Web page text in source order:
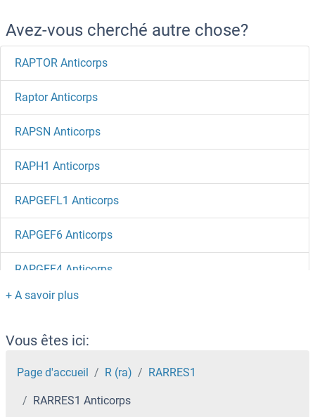
Avez-vous cherché autre chose?
RAPTOR Anticorps
Raptor Anticorps
RAPSN Anticorps
RAPH1 Anticorps
RAPGEFL1 Anticorps
RAPGEF6 Anticorps
RAPGEF4 Anticorps
RAPGEF3 Anticorps
RAPGEF2 Anticorps
RAP2C Anticorps
RAP2B Anticorps
Vous êtes ici:
Page d'accueil R (ra) RARRES1
RARRES1 Anticorps